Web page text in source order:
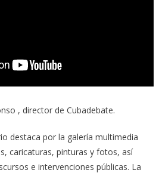
, director de Cubadebate.
destaca por la galería multimedia
caricaturas, pinturas y fotos, así
e intervenciones públicas. La